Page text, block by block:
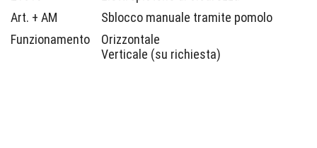
Art. + AM
Sblocco manuale tramite pomolo
Funzionamento
Orizzontale
Verticale (su richiesta)